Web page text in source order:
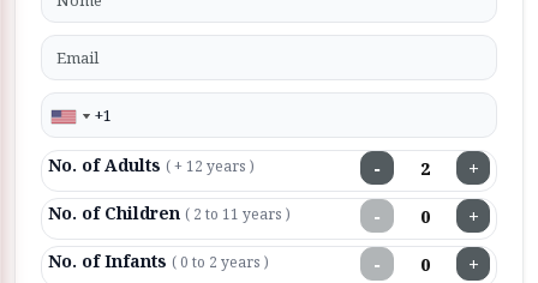
No. of Adults ( + 12 years ) − +
No. of Children ( 2 to 11 years ) − +
No. of Infants ( 0 to 2 years ) − +